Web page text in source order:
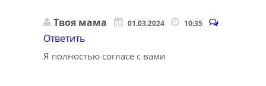
Твоя мама 01.03.2024 10:35
Ответить
Я полностью согласе с вами